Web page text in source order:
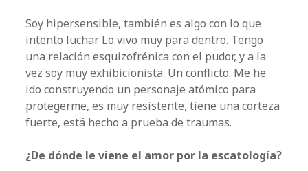
Soy hipersensible, también es algo con lo que
intento luchar. Lo vivo muy para dentro. Tengo
una relación esquizofrénica con el pudor, y a la
vez soy muy exhibicionista. Un conflicto. Me he
ido construyendo un personaje atómico para
protegerme, es muy resistente, tiene una corteza
fuerte, está hecho a prueba de traumas.
¿De dónde le viene el amor por la escatología?